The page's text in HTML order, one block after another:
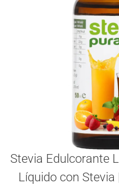
Stevia Edulcorante
Líquido con